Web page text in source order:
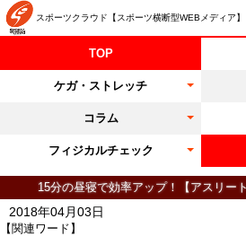
スポーツクラウド【スポーツ横断型WEBメディア】
TOP
ケガ・ストレッチ
コラム
フィジカルチェック
15分の昼寝で効率アップ！【アスリー
【関連ワード】
2018年04月03日